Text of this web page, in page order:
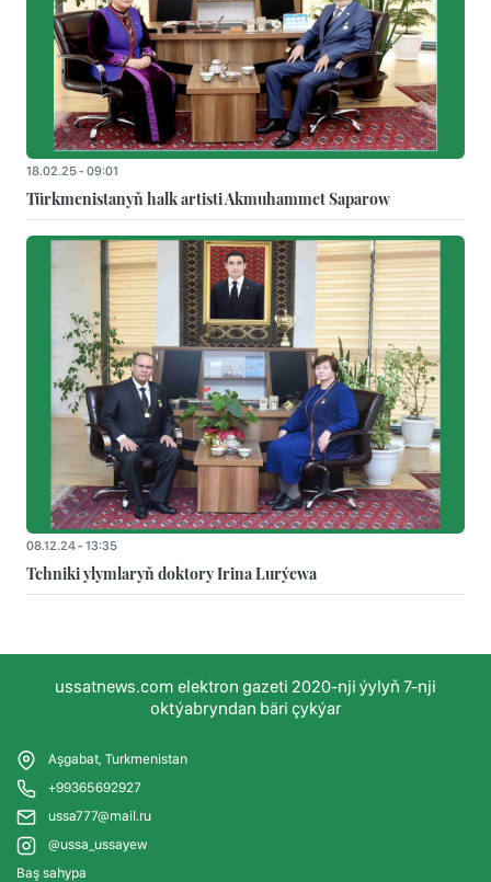
18.02.25 - 09:01
Türkmenistanyň halk artisti Akmuhammet Saparow
08.12.24 - 13:35
Tehniki ylymlaryň doktory Irina Lurýewa
ussatnews.com elektron gazeti 2020-nji ýylyň 7-nji
oktýabryndan bäri çykýar
Aşgabat, Turkmenistan
+99365692927
ussa777@mail.ru
@ussa_ussayew
Baş sahypa